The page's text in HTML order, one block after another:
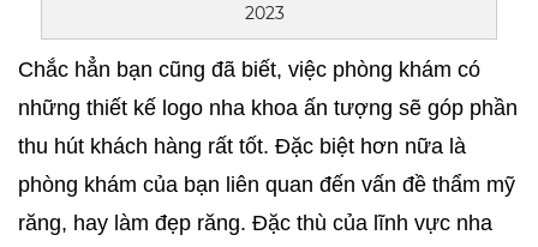
2023
Chắc hẳn bạn cũng đã biết, việc phòng khám có
những thiết kế logo nha khoa ấn tượng sẽ góp phần
thu hút khách hàng rất tốt. Đặc biệt hơn nữa là
phòng khám của bạn liên quan đến vấn đề thẩm mỹ
răng, hay làm đẹp răng. Đặc thù của lĩnh vực nha